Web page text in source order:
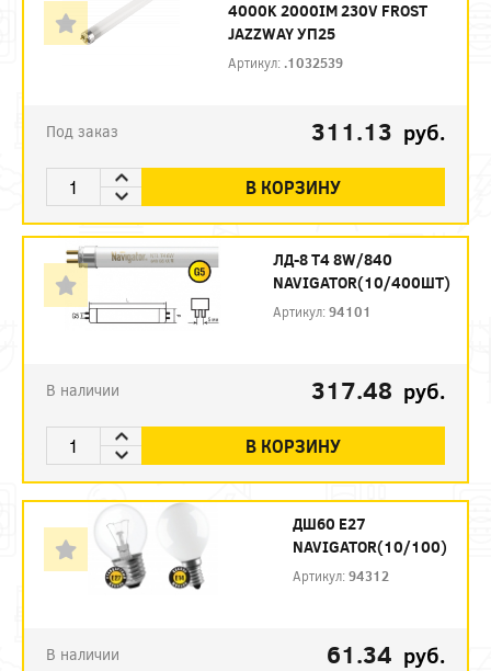
4000K 2000IM 230V FROST
JAZZWAY УП25
Артикул: .1032539
Под заказ 311.13 руб.
В КОРЗИНУ
ЛД-8 Т4 8W/840
NAVIGATOR(10/400ШТ)
Артикул:94101
В наличии 317.48 руб.
В КОРЗИНУ
ДШ60 Е27
NAVIGATOR(10/100)
Артикул:94312
В наличии 61.34 руб.